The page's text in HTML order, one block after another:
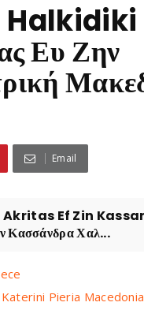
Ευ Ζην
Email
Ef Zin
Χαλ...
Pieria